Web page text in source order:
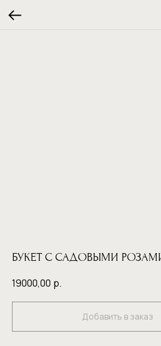
БУКЕТ С САДОВЫМИ
19000,00 р.
Добавить в заказ